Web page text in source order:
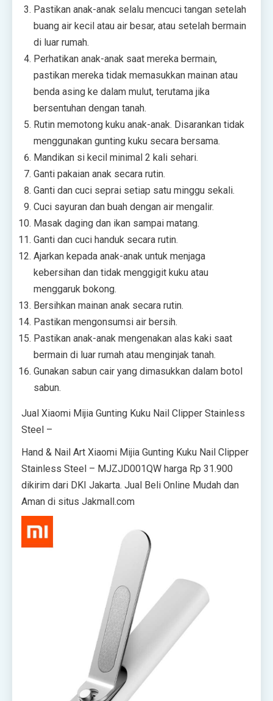
Pastikan anak-anak selalu mencuci tangan setelah
buang air kecil atau air besar, atau setelah bermain
di luar rumah.
Perhatikan anak-anak saat mereka bermain,
pastikan mereka tidak memasukkan mainan atau
benda asing ke dalam mulut, terutama jika
bersentuhan dengan tanah.
Rutin memotong kuku anak-anak. Disarankan tidak
menggunakan gunting kuku secara bersama.
Mandikan si kecil minimal 2 kali sehari.
Ganti pakaian anak secara rutin.
Ganti dan cuci seprai setiap satu minggu sekali.
Cuci sayuran dan buah dengan air mengalir.
Masak daging dan ikan sampai matang.
Ganti dan cuci handuk secara rutin.
Ajarkan kepada anak-anak untuk menjaga
kebersihan dan tidak menggigit kuku atau
menggaruk bokong.
Bersihkan mainan anak secara rutin.
Pastikan mengonsumsi air bersih.
Pastikan anak-anak mengenakan alas kaki saat
bermain di luar rumah atau menginjak tanah.
Gunakan sabun cair yang dimasukkan dalam botol
sabun.
Jual Xiaomi Mijia Gunting Kuku Nail Clipper Stainless
Steel –
Hand & Nail Art Xiaomi Mijia Gunting Kuku Nail Clipper
Stainless Steel – MJZJD001QW harga Rp 31.900
dikirim dari DKI Jakarta. Jual Beli Online Mudah dan
Aman di situs Jakmall.com